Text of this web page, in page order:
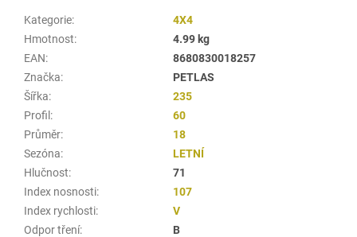
Kategorie:
4X4
Hmotnost:
4.99 kg
EAN:
8680830018257
Značka:
PETLAS
Šířka:
235
Profil :
60
Průměr:
18
Sezóna:
LETNÍ
Hlučnost:
71
Index nosnosti:
107
Index rychlosti:
V
Odpor tření:
B